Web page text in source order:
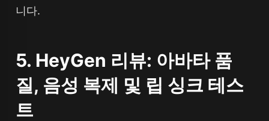
니다.
5. HeyGen 리뷰: 아바타 품
질, 음성 복제 및 립 싱크 테스
트